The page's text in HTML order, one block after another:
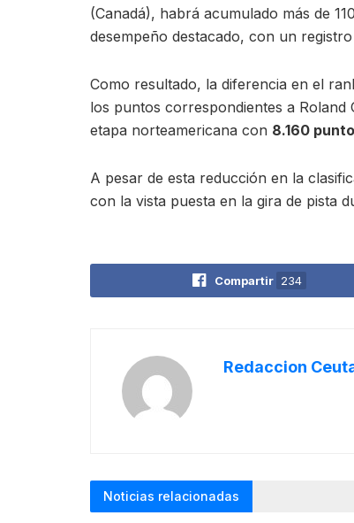
(Canadá), habrá acumulado más de
desempeño destacado, con un
Como resultado, la diferencia en el
los puntos correspondientes a
etapa norteamericana con 8.160
A pesar de esta reducción en la
con la vista puesta en la gira de pista
Compartir 234
Redaccion
Noticias relacionadas